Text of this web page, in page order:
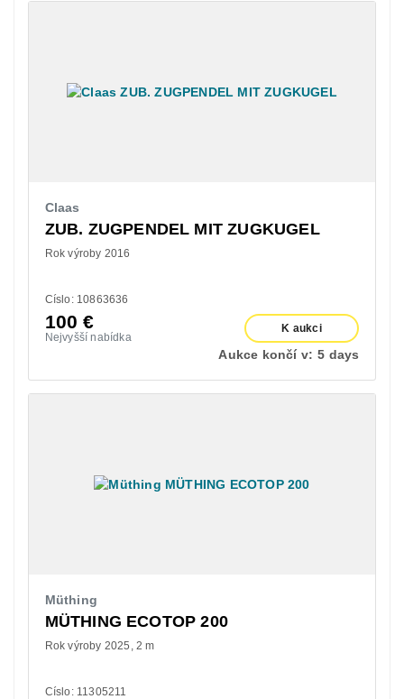
Claas
ZUB. ZUGPENDEL MIT ZUGKUGEL
Rok výroby 2016
Císlo: 10863636
100€
Nejvyšší nabídka
K aukci
Aukce končí v: 5 days
Müthing
MÜTHING ECOTOP 200
Rok výroby 2025 2 m
Císlo: 11305211